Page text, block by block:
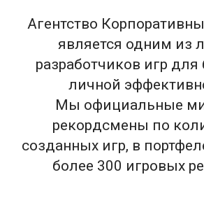
Агентство
является одним из
разработчиков игр для
личной
Мы официальные
рекордсмены по
созданных игр, в
более 300 игровых